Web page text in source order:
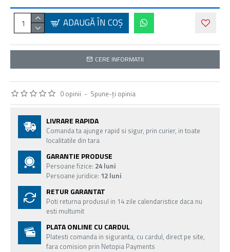
0 opinii - Spune-ţi opinia
ADAUGĂ ÎN COŞ
CERE INFORMATII
LIVRARE RAPIDA
Comanda ta ajunge rapid si sigur, prin curier, in toate
localitatile din tara
GARANTIE PRODUSE
Persoane fizice: 24 luni
Persoane juridice: 12 luni
RETUR GARANTAT
Poti returna produsul in 14 zile calendaristice daca nu
esti multumit
PLATA ONLINE CU CARDUL
Platesti comanda in siguranta, cu cardul, direct pe site,
fara comision prin Netopia Payments